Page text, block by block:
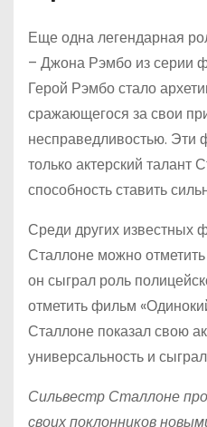
Еще одна легендарная
– Джона Рэмбо из серии
Герой Рэмбо стало
сражающегося за свои
несправедливостью. Эти
только актерский талант
способность ставить
Среди других известных
Сталлоне можно
он сыграл роль
отметить фильм
Сталлоне показал свою
универсальность и
Сильвестр Сталлоне
своих поклонников